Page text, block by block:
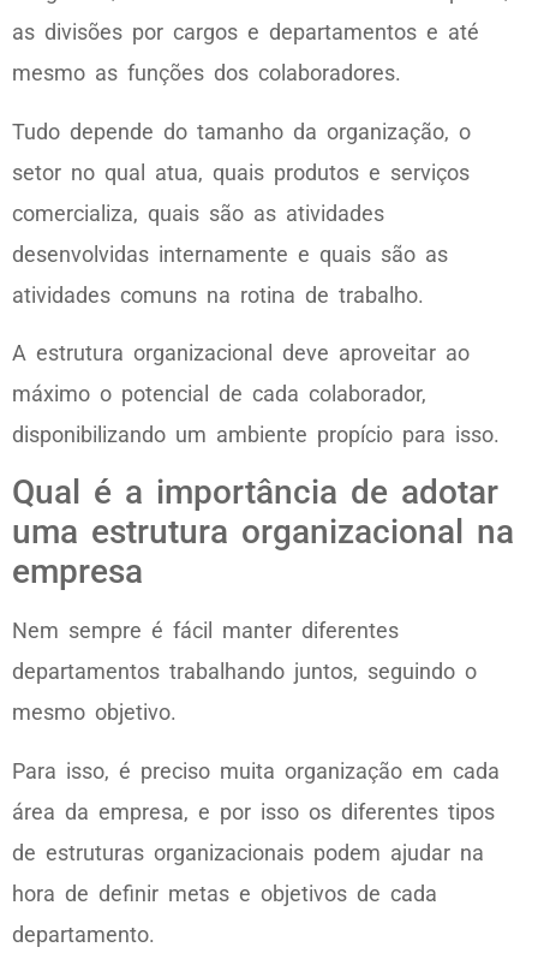
as divisões por cargos e departamentos e até
mesmo as funções dos colaboradores.
Tudo depende do tamanho da organização, o
setor no qual atua, quais produtos e serviços
comercializa, quais são as atividades
desenvolvidas internamente e quais são as
atividades comuns na rotina de trabalho.
A estrutura organizacional deve aproveitar ao
máximo o potencial de cada colaborador,
disponibilizando um ambiente propício para isso.
Qual é a importância de adotar
uma estrutura organizacional na
empresa
Nem sempre é fácil manter diferentes
departamentos trabalhando juntos, seguindo o
mesmo objetivo.
Para isso, é preciso muita organização em cada
área da empresa, e por isso os diferentes tipos
de estruturas organizacionais podem ajudar na
hora de definir metas e objetivos de cada
departamento.